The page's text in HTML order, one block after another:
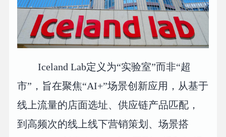
Iceland Lab定义为“实验室”而非“超
市”，旨在聚焦“AI+”场景创新应用，从基于
线上流量的店面选址、供应链产品匹配，
到高频次的线上线下营销策划、场景搭